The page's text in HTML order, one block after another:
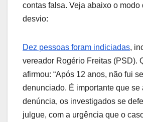
contas falsa. Veja abaixo o modo
desvio:
Dez pessoas foram indiciadas,
vereador Rogério Freitas (PSD).
afirmou: “Após 12 anos, não fui
denunciado. É importante que se
denúncia, os investigados se
julgue, com a urgência que o